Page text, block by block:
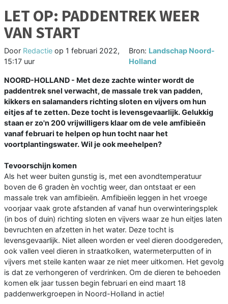
LET OP: PADDENTREK WEER
VAN START
Door Redactie op 1 februari 2022,
15:17 uur
Bron: Landschap Noord-
Holland
NOORD-HOLLAND - Met deze zachte winter wordt de
paddentrek snel verwacht, de massale trek van padden,
kikkers en salamanders richting sloten en vijvers om hun
eitjes af te zetten. Deze tocht is levensgevaarlijk. Gelukkig
staan er zo'n 200 vrijwilligers klaar om de vele amfibieën
vanaf februari te helpen op hun tocht naar het
voortplantingswater. Wil je ook meehelpen?
Tevoorschijn komen
Als het weer buiten gunstig is, met een avondtemperatuur
boven de 6 graden èn vochtig weer, dan ontstaat er een
massale trek van amfibieën. Amfibieën leggen in het vroege
voorjaar vaak grote afstanden af vanaf hun overwinteringsplek
(in bos of duin) richting sloten en vijvers waar ze hun eitjes laten
bevruchten en afzetten in het water. Deze tocht is
levensgevaarlijk. Niet alleen worden er veel dieren doodgereden,
ook vallen veel dieren in straatkolken, watermeterputten of in
vijvers met steile kanten waar ze niet meer uitkomen. Het gevolg
is dat ze verhongeren of verdrinken. Om de dieren te behoeden
komen elk jaar tussen begin februari en eind maart 18
paddenwerkgroepen in Noord-Holland in actie!